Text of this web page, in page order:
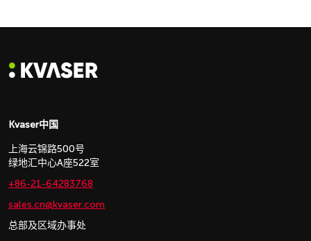
Kvaser中国
上海云锦路500号
绿地汇中心A座522室
+86-21-64283768
sales.cn@kvaser.com
总部及区域办事处